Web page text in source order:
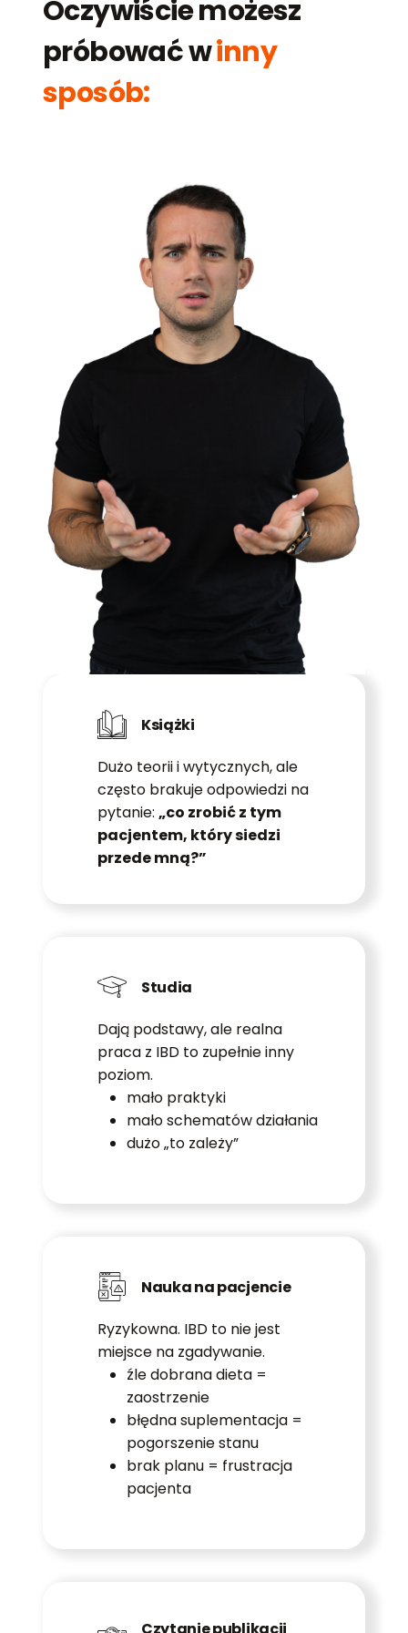
Oczywiście możesz
próbować winny
sposób:
Książki
Dużo teorii i wytycznych, ale
często brakuje odpowiedzi na
pytanie: „co zrobić z tym
pacjentem, który siedzi
przede mną?”
Studia
Dają podstawy, ale realna
praca z IBD to zupełnie inny
poziom.
mało praktyki
mało schematów działania
dużo „to zależy”
Nauka na pacjencie
Ryzykowna. IBD to nie jest
miejsce na zgadywanie.
źle dobrana dieta =
zaostrzenie
błędna suplementacja =
pogorszenie stanu
brak planu = frustracja
pacjenta